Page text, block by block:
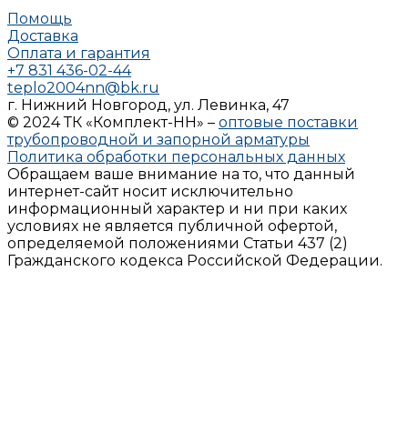
Помощь
Доставка
Оплата и гарантия
+7 831 436-02-44
teplo2004nn@bk.ru
г. Нижний Новгород, ул. Левинка, 47
© 2024 ТК «Комплект-НН» – оптовые поставки
трубопроводной и запорной арматуры
Политика обработки персональных данных
Обращаем ваше внимание на то, что данный
интернет-сайт носит исключительно
информационный характер и ни при каких
условиях не является публичной офертой,
определяемой положениями Статьи 437 (2)
Гражданского кодекса Российской Федерации.